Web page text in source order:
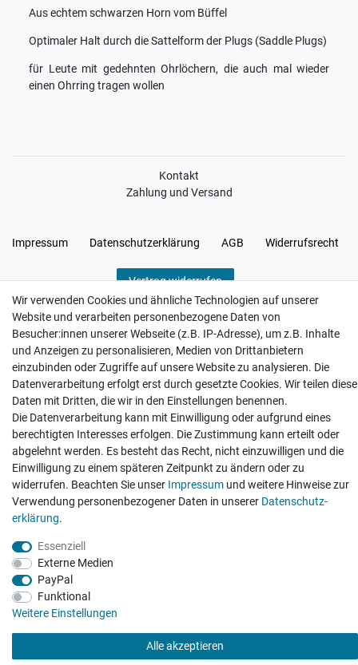
Aus echtem schwarzen Horn vom Büffel
Optimaler Halt durch die Sattelform der Plugs (Saddle Plugs)
für Leute mit gedehnten Ohrlöchern, die auch mal wieder
einen Ohrring tragen wollen
Kontakt
Zahlung und Versand
Impressum Daten­schutz­erklärung AGB Widerrufs­recht
Vertrag widerrufen
Hatte etwas bestellt was fehlerhaft versendet
wurde. Mein Anliegen habe ich mitgeteilt und sofort
Er...
Datum der Veröffentlichung: 17.07.2026
Datum der Kauferfahrung: 10.07.2026
Wir verwenden Cookies und ähnliche Technologien auf unserer
Website und verarbeiten personenbezogene Daten von
Besucher:innen unserer Webseite (z.B. IP-Adresse), um z.B. Inhalte
und Anzeigen zu personalisieren, Medien von Drittanbietern
einzubinden oder Zugriffe auf unsere Website zu analysieren. Die
Datenverarbeitung erfolgt erst durch gesetzte Cookies. Wir teilen diese
Daten mit Dritten, die wir in den Einstellungen benennen.
Die Datenverarbeitung kann mit Einwilligung oder aufgrund eines
berechtigten Interesses erfolgen. Die Zustimmung kann erteilt oder
abgelehnt werden. Es besteht das Recht, nicht einzuwilligen und die
Einwilligung zu einem späteren Zeitpunkt zu ändern oder zu
widerrufen. Beachten Sie unser Impressum und weitere Hinweise zur
Verwendung personenbezogener Daten in unserer Daten­schutz­
erklärung.
Essenziell
Externe Medien
PayPal
Funktional
Weitere Einstellungen
Alle akzeptieren